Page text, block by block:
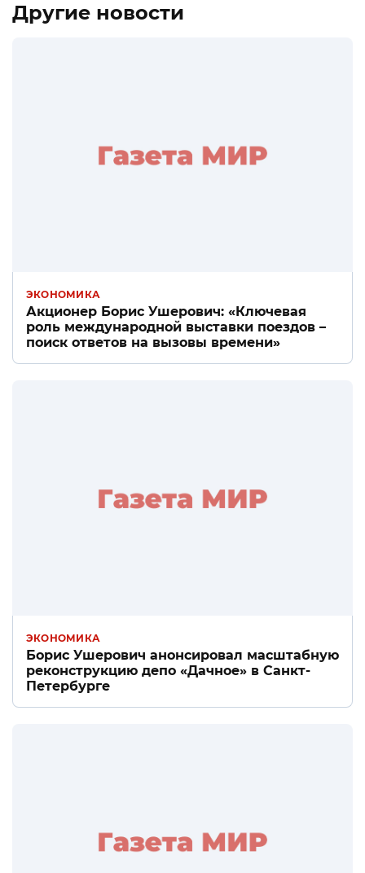
Другие новости
ЭКОНОМИКА
Акционер Борис Ушерович: «Ключевая
роль международной выставки поездов –
поиск ответов на вызовы времени»
ЭКОНОМИКА
Борис Ушерович анонсировал масштабную
реконструкцию депо «Дачное» в Санкт-
Петербурге